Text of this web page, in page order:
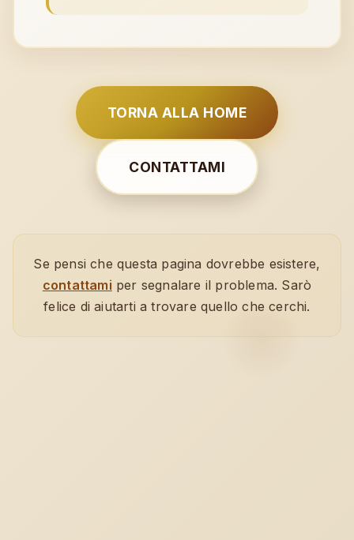
TORNA ALLA HOME
CONTATTAMI
Se pensi che questa pagina dovrebbe esistere,
contattami per segnalare il problema. Sarò
felice di aiutarti a trovare quello che cerchi.